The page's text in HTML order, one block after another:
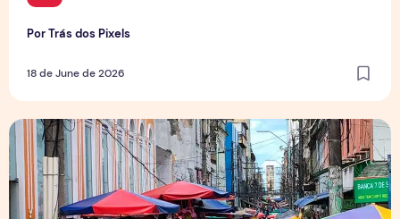
Por Trás dos Pixels
18 de June de 2026
Copa aquece vendas em setores específicos, mas não